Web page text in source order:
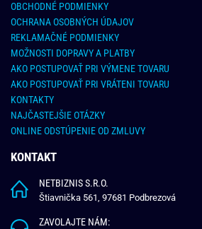
OBCHODNÉ PODMIENKY
OCHRANA OSOBNÝCH ÚDAJOV
REKLAMAČNÉ PODMIENKY
MOŽNOSTI DOPRAVY A PLATBY
AKO POSTUPOVAŤ PRI VÝMENE TOVARU
AKO POSTUPOVAŤ PRI VRÁTENI TOVARU
KONTAKTY
NAJČASTEJŠIE OTÁZKY
ONLINE ODSTÚPENIE OD ZMLUVY
KONTAKT
NETBIZNIS S.R.O.
Štiavnička 561, 97681 Podbrezová
ZAVOLAJTE NÁM: